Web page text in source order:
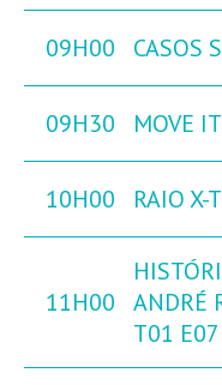
09H00 CASOS
09H30 MOVE
10H00 RAIO X-
11H00
ANDRÉ
T01 E07